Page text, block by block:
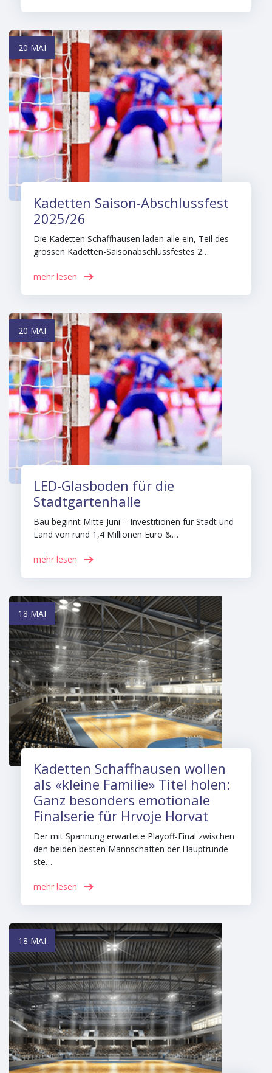
20 MAI
Kadetten Saison-Abschlussfest
2025/26
Die Kadetten Schaffhausen laden alle ein, Teil des
grossen Kadetten-Saisonabschlussfestes 2…
mehr lesen
20 MAI
LED-Glasboden für die
Stadtgartenhalle
Bau beginnt Mitte Juni – Investitionen für Stadt und
Land von rund 1,4 Millionen Euro &…
mehr lesen
18 MAI
Kadetten Schaffhausen wollen
als «kleine Familie» Titel holen:
Ganz besonders emotionale
Finalserie für Hrvoje Horvat
Der mit Spannung erwartete Playoff-Final zwischen
den beiden besten Mannschaften der Hauptrunde
ste…
mehr lesen
18 MAI